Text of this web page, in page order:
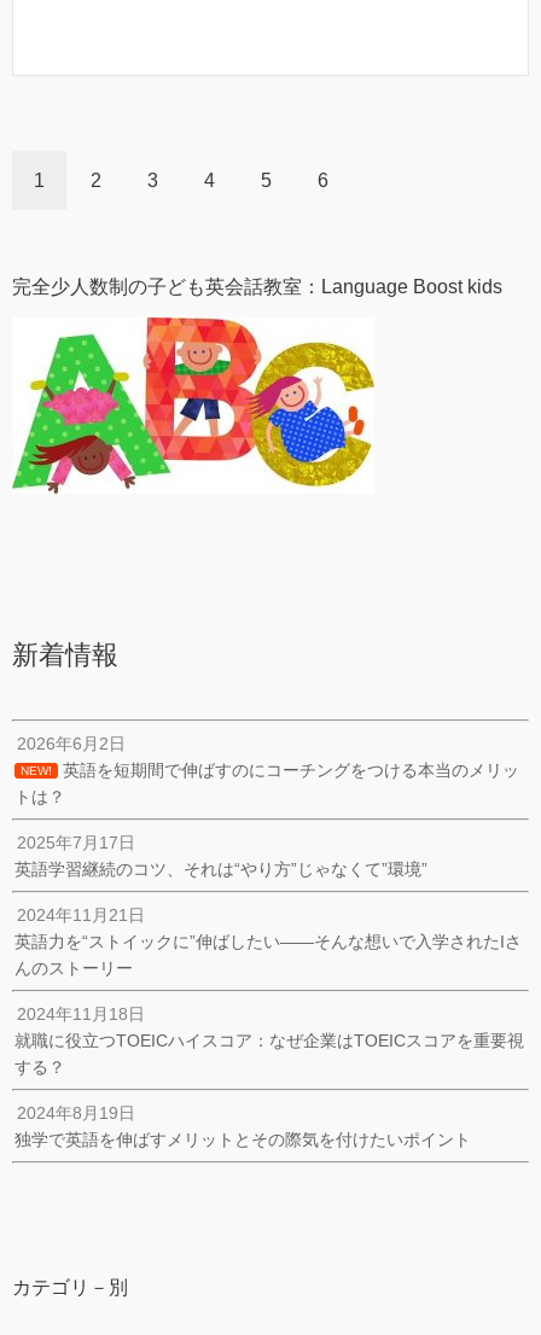
1 2 3 4 5 6
完全少人数制の子ども英会話教室：Language Boost kids
新着情報
2026年6月2日
NEW!
英語を短期間で伸ばすのにコーチングをつける本当のメリッ
トは？
2025年7月17日
英語学習継続のコツ、それは“やり方”じゃなくて”環境”
2024年11月21日
英語力を“ストイックに”伸ばしたい——そんな想いで入学されたIさ
んのストーリー
2024年11月18日
就職に役立つTOEICハイスコア：なぜ企業はTOEICスコアを重要視
する？
2024年8月19日
独学で英語を伸ばすメリットとその際気を付けたいポイント
カテゴリ－別